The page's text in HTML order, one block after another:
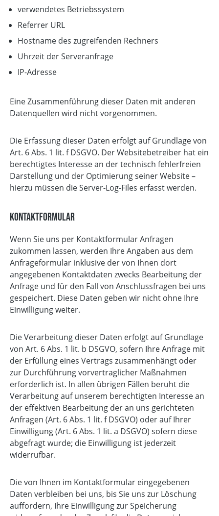
verwendetes Betriebssystem
Referrer URL
Hostname des zugreifenden Rechners
Uhrzeit der Serveranfrage
IP-Adresse
Eine Zusammenführung dieser Daten mit anderen
Datenquellen wird nicht vorgenommen.
Die Erfassung dieser Daten erfolgt auf Grundlage von
Art. 6 Abs. 1 lit. f DSGVO. Der Websitebetreiber hat ein
berechtigtes Interesse an der technisch fehlerfreien
Darstellung und der Optimierung seiner Website –
hierzu müssen die Server-Log-Files erfasst werden.
Kontaktformular
Wenn Sie uns per Kontaktformular Anfragen
zukommen lassen, werden Ihre Angaben aus dem
Anfrageformular inklusive der von Ihnen dort
angegebenen Kontaktdaten zwecks Bearbeitung der
Anfrage und für den Fall von Anschlussfragen bei uns
gespeichert. Diese Daten geben wir nicht ohne Ihre
Einwilligung weiter.
Die Verarbeitung dieser Daten erfolgt auf Grundlage
von Art. 6 Abs. 1 lit. b DSGVO, sofern Ihre Anfrage mit
der Erfüllung eines Vertrags zusammenhängt oder
zur Durchführung vorvertraglicher Maßnahmen
erforderlich ist. In allen übrigen Fällen beruht die
Verarbeitung auf unserem berechtigten Interesse an
der effektiven Bearbeitung der an uns gerichteten
Anfragen (Art. 6 Abs. 1 lit. f DSGVO) oder auf Ihrer
Einwilligung (Art. 6 Abs. 1 lit. a DSGVO) sofern diese
abgefragt wurde; die Einwilligung ist jederzeit
widerrufbar.
Die von Ihnen im Kontaktformular eingegebenen
Daten verbleiben bei uns, bis Sie uns zur Löschung
auffordern, Ihre Einwilligung zur Speicherung